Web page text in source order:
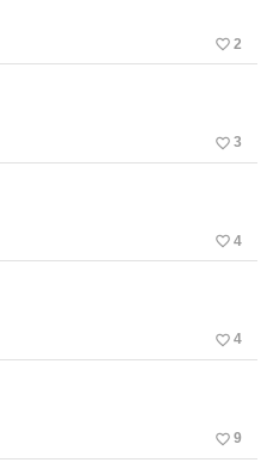
favorite_border 2
favorite_border 3
favorite_border 4
favorite_border 4
favorite_border 9